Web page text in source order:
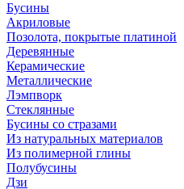
Бусины
Акриловые
Позолота, покрытые платиной
Деревянные
Керамические
Металлические
Лэмпворк
Стеклянные
Бусины со стразами
Из натуральных материалов
Из полимерной глины
Полубусины
Дзи